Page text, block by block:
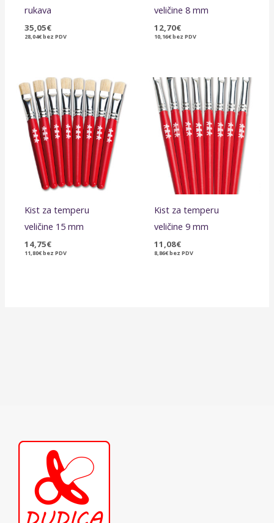
rukava
35,05€
28,04€bez PDV
veličine 8 mm
12,70€
10,16€bez PDV
Kist za temperu
veličine 15 mm
14,75€
11,80€bez PDV
Kist za temperu
veličine 9 mm
11,08€
8,86€bez PDV